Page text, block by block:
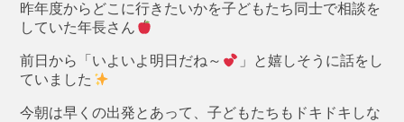
昨年度からどこに行きたいかを子どもたち同士で相談を
していた年長さん
前日から「いよいよ明日だね～
」と嬉しそうに話をし
ていました
今朝は早くの出発とあって、子どもたちもドキドキしな